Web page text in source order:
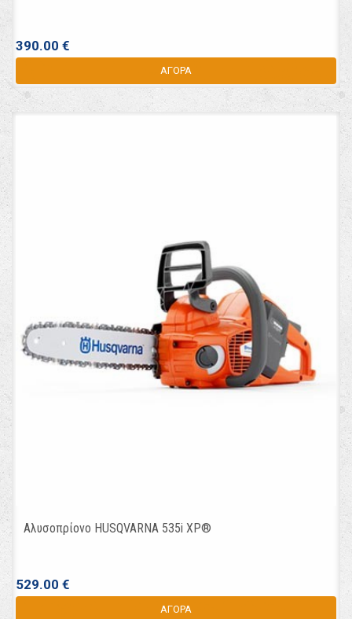
390.00 €
ΑΓΟΡΑ
Αλυσοπρίονo HUSQVARNA 535i XP®
529.00 €
ΑΓΟΡΑ